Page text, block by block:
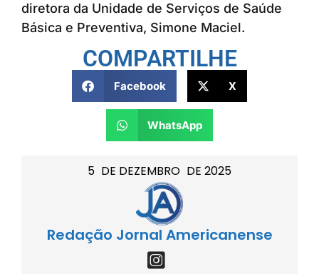
5 DE DEZEMBRO DE 2025
Redação Jornal Americanense
diretora da Unidade de Serviços de Saúde
Básica e Preventiva, Simone Maciel.
COMPARTILHE
Facebook X
WhatsApp